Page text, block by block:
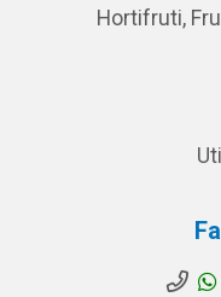
Hortifruti,